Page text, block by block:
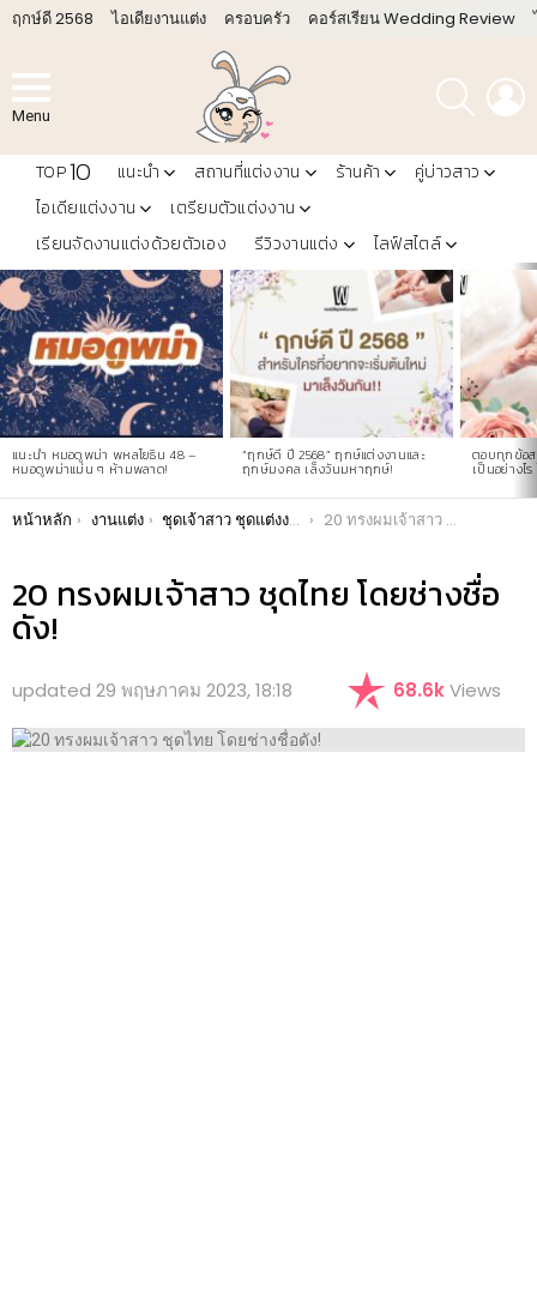
ฤกษ์ดี 2568 ไอเดียงานแต่ง ครอบครัว คอร์สเรียน Wedding Review
Menu
ค้นหา
TOP10 แนะนำ สถานที่แต่งงาน ร้านค้า
คู่บ่าวสาว
ไอเดียแต่งงาน
เตรียมตัวแต่งงาน
เรียนจัดงานแต่งด้วยตัวเอง
รีวิวงานแต่ง ไลฟ์สไตล์
LATEST
STORIES
แนะนำ หมอดูพม่า พหลโยธิน 48 –
หมอดูพม่าแม่น ๆ ห้ามพลาด!
“ฤกษ์ดี ปี 2568” ฤกษ์แต่งงานและ
ฤกษ์มงคล เล็งวันมหาฤกษ์!
ตอบทุกข้อส
เป็นอย่างไร
You are here:
หน้าหลัก งานแต่ง ชุดเจ้าสาว ชุดแต่งงาน 20 ทรงผมเจ้าสาว ชุดไทย โดยช่างชื่อดัง!
20 ทรงผมเจ้าสาว ชุดไทย โดยช่างชื่อ
ดัง!
updated 29 พฤษภาคม 2023, 18:18 68.6kViews